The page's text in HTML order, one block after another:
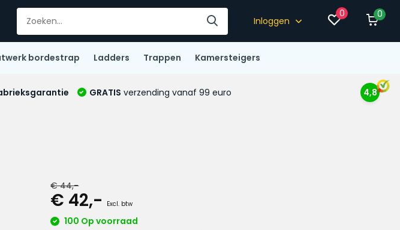
Inloggen
0 0
bordestrap Ladders Trappen Kamersteigers
GRATIS verzending vanaf 99 euro 4,8
€ 44,-
€ 42,- Excl. btw
100 Op voorraad